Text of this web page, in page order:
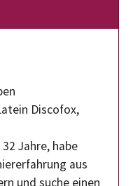
Discofox,
Jahre, habe
aus
und suche einen